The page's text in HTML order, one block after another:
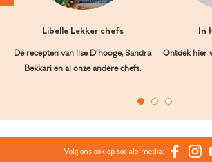
Libelle Lekker chefs
De recepten van Ilse D’hooge, Sandra
Bekkari en al onze andere chefs.
In
Ontdek hier
Volg ons ook op sociale media: